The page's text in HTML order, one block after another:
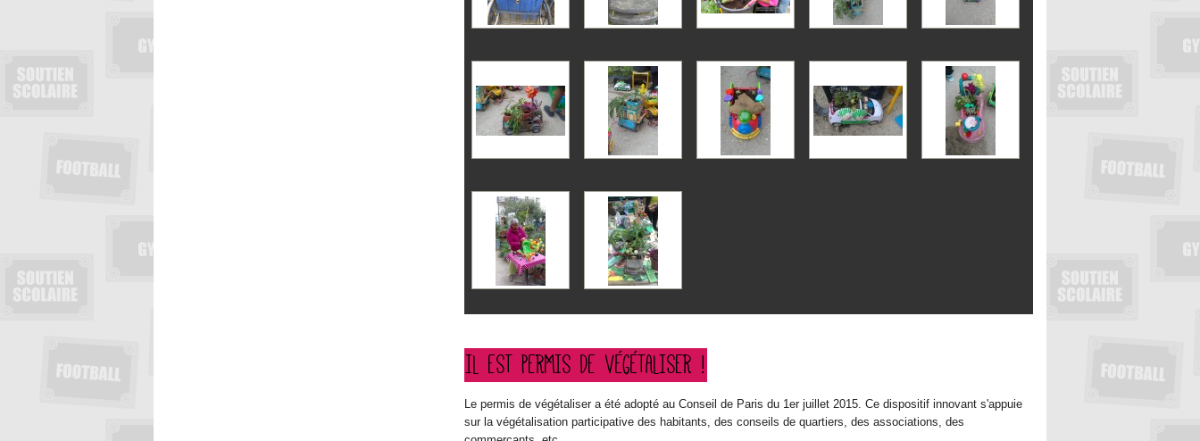
IL EST PERMIS DE VÉGÉTALISER !
Le permis de végétaliser a été adopté au Conseil de Paris du 1er juillet 2015. Ce dispositif innovant s'appuie
sur la végétalisation participative des habitants, des conseils de quartiers, des associations, des